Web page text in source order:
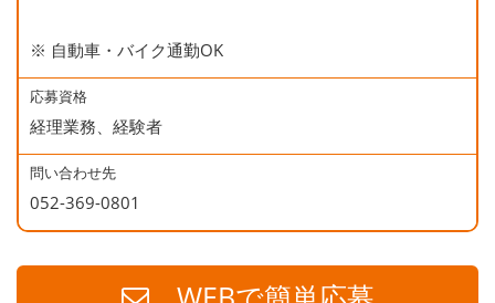
※ 自動車・バイク通勤OK
応募資格
経理業務、経験者
問い合わせ先
052-369-0801